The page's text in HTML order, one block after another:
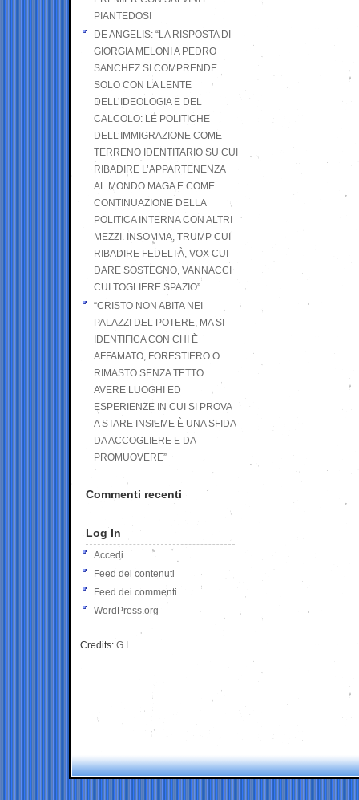
PIANTEDOSI
DE ANGELIS: “LA RISPOSTA DI
GIORGIA MELONI A PEDRO
SANCHEZ SI COMPRENDE
SOLO CON LA LENTE
DELL’IDEOLOGIA E DEL
CALCOLO: LE POLITICHE
DELL’IMMIGRAZIONE COME
TERRENO IDENTITARIO SU CUI
RIBADIRE L’APPARTENENZA
AL MONDO MAGA E COME
CONTINUAZIONE DELLA
POLITICA INTERNA CON ALTRI
MEZZI. INSOMMA, TRUMP CUI
RIBADIRE FEDELTÀ, VOX CUI
DARE SOSTEGNO, VANNACCI
CUI TOGLIERE SPAZIO”
“CRISTO NON ABITA NEI
PALAZZI DEL POTERE, MA SI
IDENTIFICA CON CHI È
AFFAMATO, FORESTIERO O
RIMASTO SENZA TETTO.
AVERE LUOGHI ED
ESPERIENZE IN CUI SI PROVA
A STARE INSIEME È UNA SFIDA
DA ACCOGLIERE E DA
PROMUOVERE”
Commenti recenti
Log In
Accedi
Feed dei contenuti
Feed dei commenti
WordPress.org
Credits: G.I